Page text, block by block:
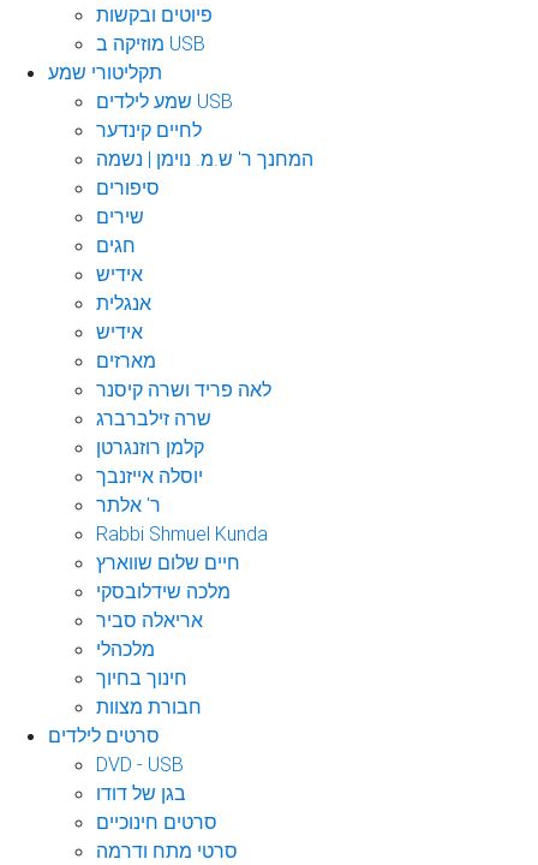
פיוטים ובקשות
מוזיקה ב USB
תקליטורי שמע
שמע לילדים USB
לחיים קינדער
המחנך ר' ש.מ. נוימן | נשמה
סיפורים
שירים
חגים
אידיש
אנגלית
אידיש
מארזים
לאה פריד ושרה קיסנר
שרה זילברברג
קלמן רוזנגרטן
יוסלה אייזנבך
ר' אלתר
Rabbi Shmuel Kunda
חיים שלום שווארץ
מלכה שידלובסקי
אריאלה סביר
מלכהלי
חינוך בחיוך
חבורת מצוות
סרטים לילדים
DVD - USB
בגן של דודו
סרטים חינוכיים
סרטי מתח ודרמה